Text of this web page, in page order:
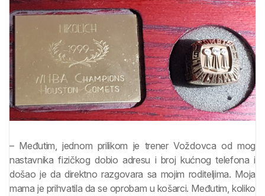
– Međutim, jednom prilikom je trener Voždovca od mog
nastavnika fizičkog dobio adresu i broj kućnog telefona i
došao je da direktno razgovara sa mojim roditeljima. Moja
mama je prihvatila da se oprobam u košarci. Međutim, koliko